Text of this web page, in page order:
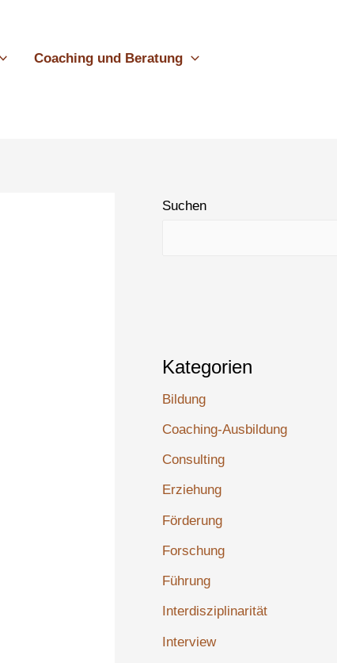
Coaching und Beratung
Suchen
Kategorien
Bildung
Coaching-Ausbildung
Consulting
Erziehung
Förderung
Forschung
Führung
Interdisziplinarität
Interview